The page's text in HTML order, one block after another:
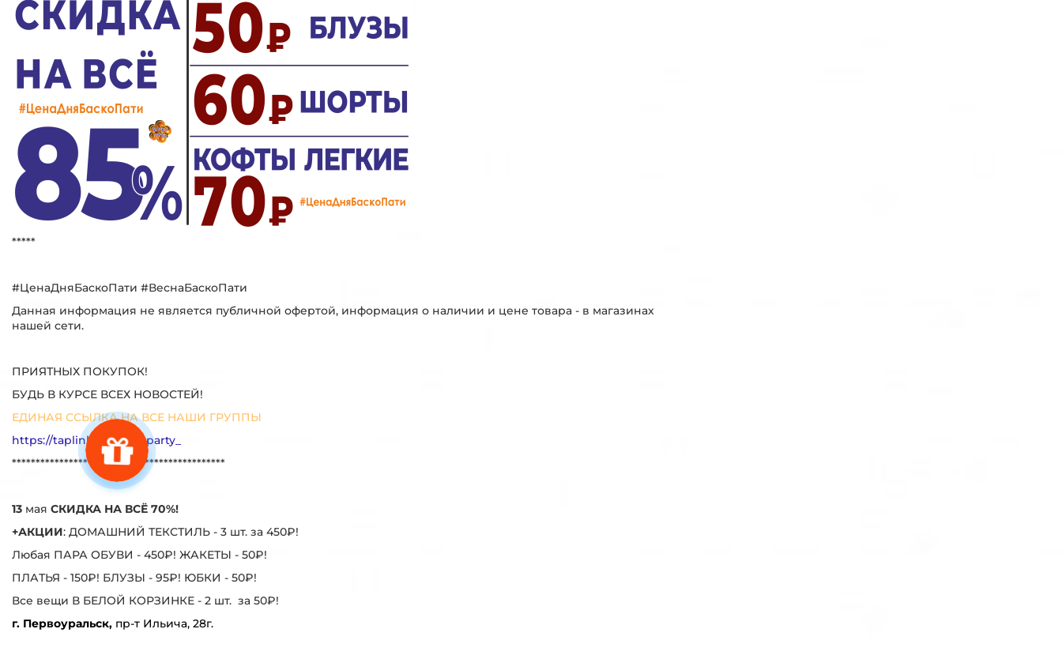
*****
#ЦенаДняБаскоПати #ВеснаБаскоПати
Данная информация не является публичной офертой, информация о наличии и цене товара - в магазинах
нашей сети.
ПРИЯТНЫХ ПОКУПОК!
БУДЬ В КУРСЕ ВСЕХ НОВОСТЕЙ!
ЕДИНАЯ ССЫЛКА НА ВСЕ НАШИ ГРУППЫ
https://taplink.cc/baskoparty_
*********************************************
13 мая СКИДКА НА ВСЁ 70%!
+АКЦИИ: ДОМАШНИЙ ТЕКСТИЛЬ - 3 шт. за 450₽!
Любая ПАРА ОБУВИ - 450₽! ЖАКЕТЫ - 50₽!
ПЛАТЬЯ - 150₽! БЛУЗЫ - 95₽! ЮБКИ - 50₽!
Все вещи В БЕЛОЙ КОРЗИНКЕ - 2 шт. за 50₽!
г. Первоуральск, пр-т Ильича, 28г.